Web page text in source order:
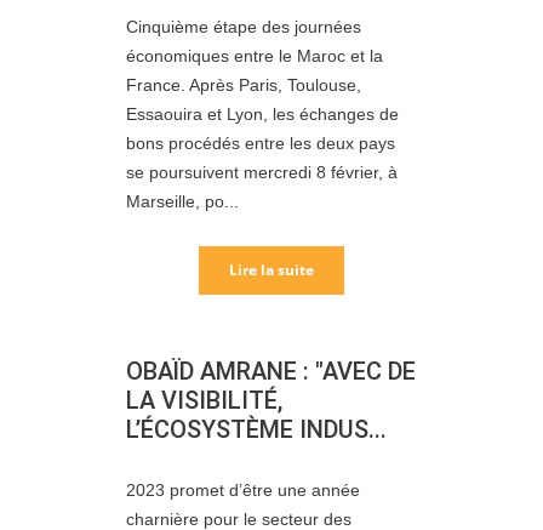
Cinquième étape des journées
économiques entre le Maroc et la
France. Après Paris, Toulouse,
Essaouira et Lyon, les échanges de
bons procédés entre les deux pays
se poursuivent mercredi 8 février, à
Marseille, po...
Lire la suite
OBAÏD AMRANE : "AVEC DE
LA VISIBILITÉ,
L’ÉCOSYSTÈME INDUS...
2023 promet d’être une année
charnière pour le secteur des